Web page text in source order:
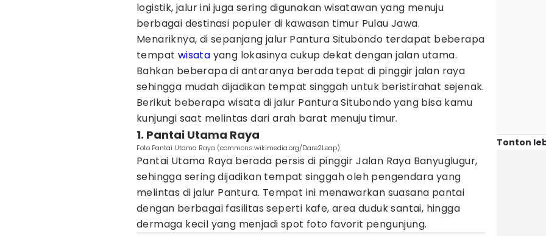
logistik, jalur ini juga sering digunakan wisatawan yang menuju
berbagai destinasi populer di kawasan timur Pulau Jawa.
Menariknya, di sepanjang jalur Pantura Situbondo terdapat beberapa
tempat wisata yang lokasinya cukup dekat dengan jalan utama.
Bahkan beberapa di antaranya berada tepat di pinggir jalan raya
sehingga mudah dijadikan tempat singgah untuk beristirahat sejenak.
Berikut beberapa wisata di jalur Pantura Situbondo yang bisa kamu
kunjungi saat melintas dari arah barat menuju timur.
1. Pantai Utama Raya
Foto Pantai Utama Raya (commons.wikimedia.org/Dare2Leap)
Pantai Utama Raya berada persis di pinggir Jalan Raya Banyuglugur,
sehingga sering dijadikan tempat singgah oleh pengendara yang
melintas di jalur Pantura. Tempat ini menawarkan suasana pantai
dengan berbagai fasilitas seperti kafe, area duduk santai, hingga
dermaga kecil yang menjadi spot foto favorit pengunjung.
Tonton